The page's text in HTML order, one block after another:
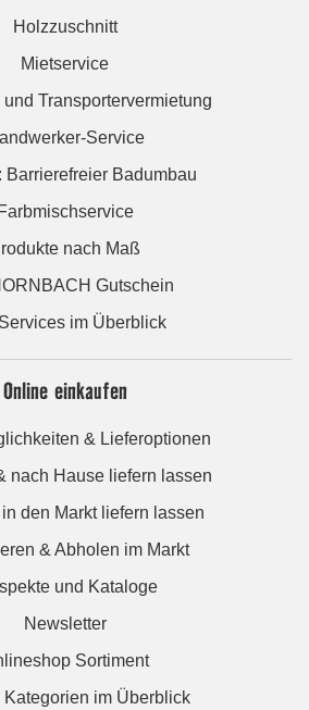
Holzzuschnitt
Mietservice
Transportervermietung
Service
Barrierefreier Badumbau
Farbmischservice
nach Maß
Gutschein
im Überblick
Online einkaufen
& Lieferoptionen
nach Hause liefern lassen
den Markt liefern lassen
& Abholen im Markt
und Kataloge
Newsletter
Sortiment
Kategorien im Überblick